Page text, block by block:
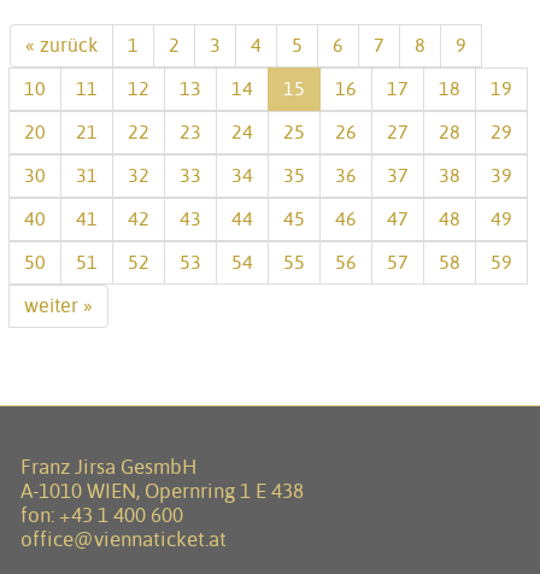
« zurück 1 2 3 4 5 6 7 8
9
10
11 12 13 14 15 16 17 18
19
20
21 22 23 24 25 26 27 28
29
30
31 32 33 34 35 36 37 38
39
40
41 42 43 44 45 46 47 48
49
50
51 52 53 54 55 56 57 58
59
weiter »
Franz Jirsa GesmbH
A-1010 WIEN, Opernring 1 E 438
fon: +43 1 400 600
office@viennaticket.at